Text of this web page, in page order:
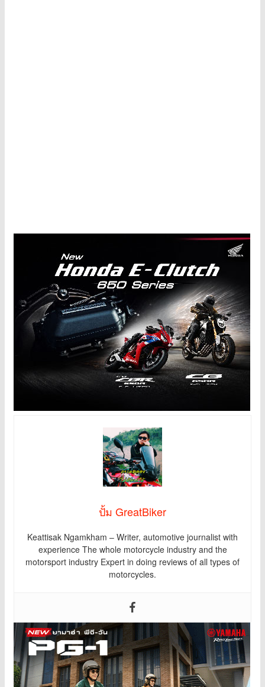
ปั้ม GreatBiker
Keattisak Ngamkham – Writer, automotive journalist with
experience The whole motorcycle industry and the
motorsport industry Expert in doing reviews of all types of
motorcycles.